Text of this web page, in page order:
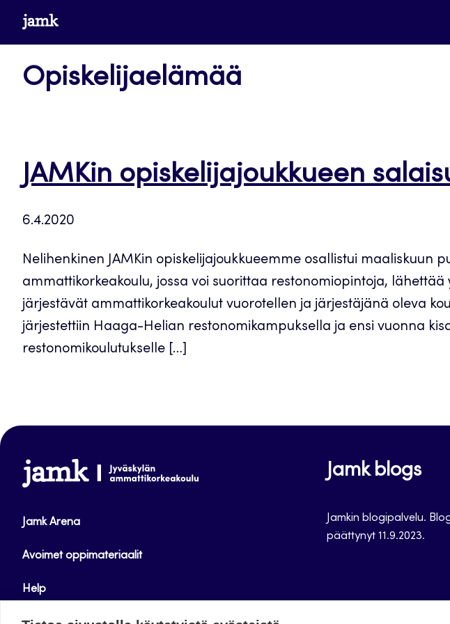
Siirrywww.jamk.fi
Opiskelijaelämää
JAMKin opiskelijajoukkueen
6.4.2020
Nelihenkinen JAMKin opiskelijajoukkueemme osallistui maaliskuun
ammattikorkeakoulu, jossa voi suorittaa restonomiopintoja,
järjestävät ammattikorkeakoulut vuorotellen ja järjestäjänä oleva
järjestettiin Haaga-Helian restonomikampuksella ja ensi vuonna
restonomikoulutukselle […]
www.jamk.fi
Jamk Arena
Avoimet oppimateriaalit
Help
Jamk blogs
Jamkin blogipalvelu.
päättynyt 11.9.2023.